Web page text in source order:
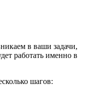
в ваши задачи,
работать именно в
шагов: